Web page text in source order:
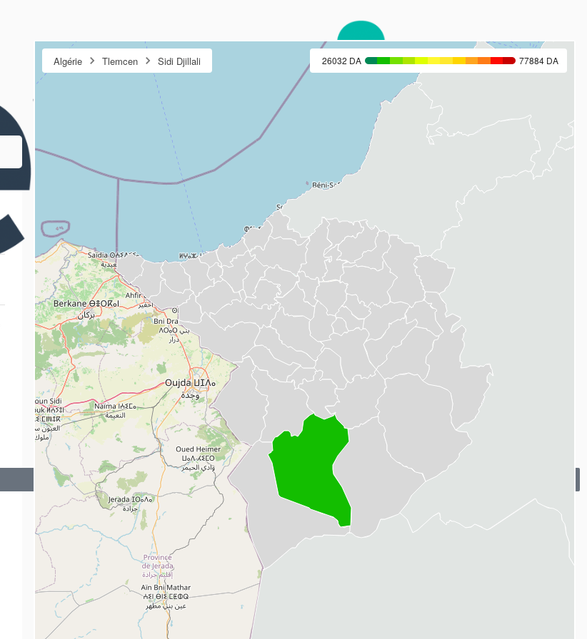
Location Vente Promotion immobilière Vacances Professionnels Estimation des prix
Publier annonce
Algérie Tlemcen Sidi Djillali 26032 DA 77884 DA